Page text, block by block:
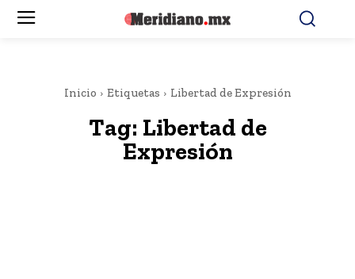
Inicio Etiquetas Libertad de Expresión
Tag: Libertad de
Expresión